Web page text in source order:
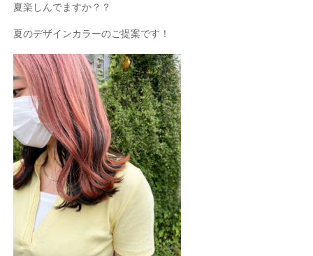
夏楽しんでますか？？
夏のデザインカラーのご提案です！